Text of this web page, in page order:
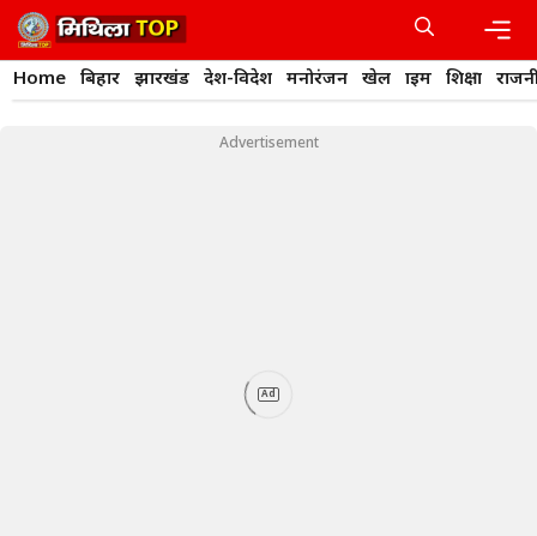
Skip
to
content
Home बिहार झारखंड देश-विदेश मनोरंजन खेल क्राइम शिक्षा
Advertisement
Ad